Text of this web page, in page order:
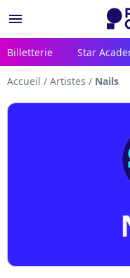
menu
Billetterie Star
Accueil / Artistes / Nails